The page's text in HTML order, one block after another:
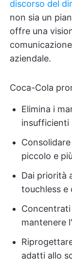
discorso del
non sia un
offre una
aziendale.
Coca-Cola
Elimina i
insufficienti
piccolo e
Dai priorità
touchless e
mantenere
adatti allo